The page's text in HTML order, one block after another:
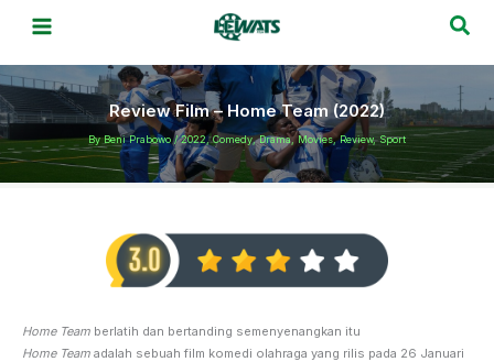
Review Film – Home Team (2022)
ByBeni Prabowo/2022,Comedy,Drama,Movies,Review, Sport
Home Team berlatih dan bertanding semenyenangkan itu
Home Team adalah sebuah film komedi olahraga yang rilis pada 26 Januari